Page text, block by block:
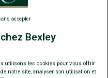
Bexley
utilisons les cookies pour vous offrir
notre site, analyser son utilisation et
accepter